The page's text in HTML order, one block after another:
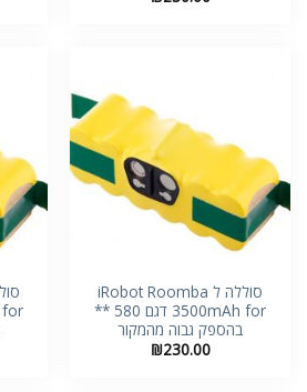
סוללה ל iRobot Roomba
3500mAh for דגם 580 **
בהספק גבוה מהמקור
₪230.00